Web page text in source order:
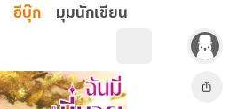
อีบุ๊ก มุมนักเขียน